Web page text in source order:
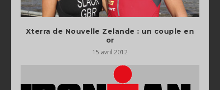
Xterra de Nouvelle Zelande : un couple en
or
15 avril 2012